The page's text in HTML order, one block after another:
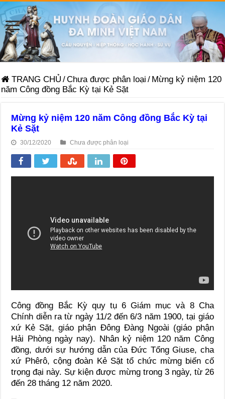
TRANG CHỦ /Chưa được phân loại / Mừng kỷ niệm 120
năm Công đồng Bắc Kỳ tại Kẻ Sặt
Mừng kỷ niệm 120 năm Công đồng Bắc Kỳ tại
Kẻ Sặt
30/12/2020 Chưa được phân loại
Công đồng Bắc Kỳ quy tụ 6 Giám mục và 8 Cha
Chính diễn ra từ ngày 11/2 đến 6/3 năm 1900, tại giáo
xứ Kẻ Sặt, giáo phận Đông Đàng Ngoài (giáo phận
Hải Phòng ngày nay). Nhân kỷ niệm 120 năm Công
đồng, dưới sự hướng dẫn của Đức Tổng Giuse, cha
xứ Phêrô, cộng đoàn Kẻ Sặt tổ chức mừng biến cố
trọng đại này. Sự kiện được mừng trong 3 ngày, từ 26
đến 28 tháng 12 năm 2020.